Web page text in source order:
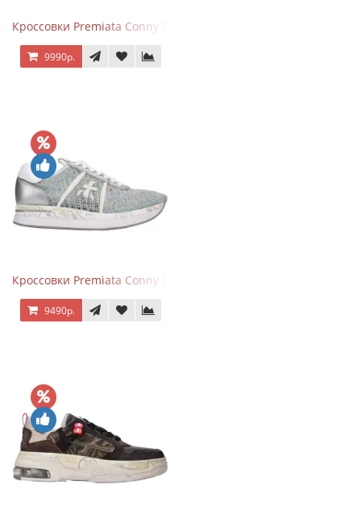
Кроссовки Premiata Conny Perforated White
9990р.
Кроссовки Premiata Conny Lace Blue Silver
9490р.